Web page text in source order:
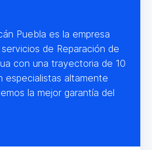
Puebla es la empresa
de Reparación de
con una trayectoria de 10
especialistas altamente
la mejor garantía del